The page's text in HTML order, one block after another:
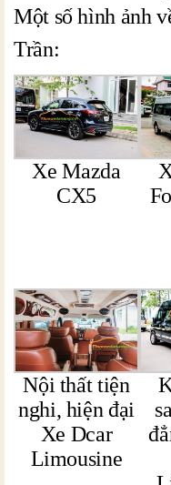
Một số hình ảnh
Trần:
Xe Mazda
CX5
Nội thất tiện
nghi, hiện đại
Xe Dcar
Limousine